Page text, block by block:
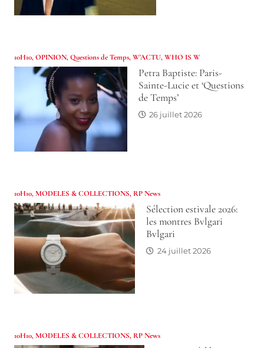
10H10,OPINION,Questions de Temps,W'ACTU,WHO IS W
Petra Baptiste: Paris-
Sainte-Lucie et ‘Questions
de Temps’
26 juillet 2026
10H10,MODELES & COLLECTIONS, RP News
Sélection estivale 2026:
les montres Bvlgari
Bvlgari
24 juillet 2026
10H10,MODELES & COLLECTIONS, RP News